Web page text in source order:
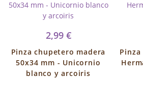
2,99 €
Pinza chupetero madera
50x34 mm - Unicornio
blanco y arcoiris